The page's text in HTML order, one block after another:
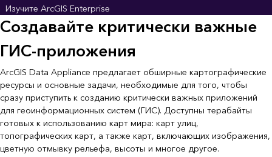
Изучите ArcGIS Enterprise
Создавайте критически важные
ГИС-приложения
ArcGIS Data Appliance предлагает обширные картографические
ресурсы и основные задачи, необходимые для того, чтобы
сразу приступить к созданию критически важных приложений
для геоинформационных систем (ГИС). Доступны терабайты
готовых к использованию карт мира: карт улиц,
топографических карт, а также карт, включающих изображения,
цветную отмывку рельефа, высоты и многое другое.